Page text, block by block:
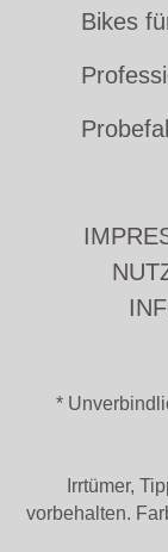
Bikes
*
Irrtümer,
vorbehalten.